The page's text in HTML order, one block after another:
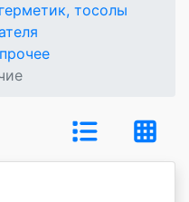
тосолы